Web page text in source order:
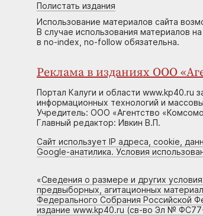
Полистать издания
Использование материалов сайта
В случае использования материалов
в no-index, no-follow обязательна.
Реклама в изданиях ООО
Портал Калуги и области www.kp40.ru
информационных технологий и
Учредитель: ООО «Агентство
Главный редактор: Ивкин В.П.
Сайт использует IP адреса, cookie,
Google-анатилика. Условия
«Сведения о размере и других
предвыборных, агитационных
Федерального Собрания Российской
издание www.kp40.ru (св-во Эл №